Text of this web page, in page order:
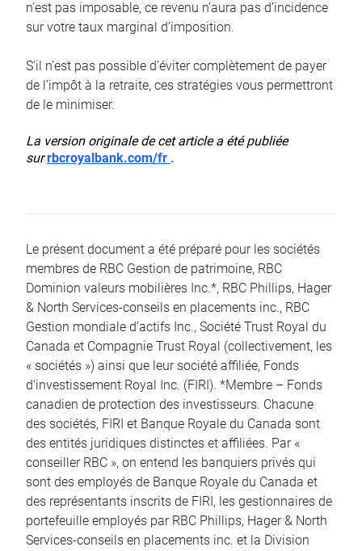
n’est pas imposable, ce revenu n’aura pas d’incidence
sur votre taux marginal d’imposition.
S’il n’est pas possible d’éviter complètement de payer
de l’impôt à la retraite, ces stratégies vous permettront
de le minimiser.
La version originale de cet article a été publiée
surrbcroyalbank.com/fr .
Le présent document a été préparé pour les sociétés
membres de RBC Gestion de patrimoine, RBC
Dominion valeurs mobilières Inc.*, RBC Phillips, Hager
& North Services-conseils en placements inc., RBC
Gestion mondiale d’actifs Inc., Société Trust Royal du
Canada et Compagnie Trust Royal (collectivement, les
« sociétés ») ainsi que leur société affiliée, Fonds
d’investissement Royal Inc. (FIRI). *Membre – Fonds
canadien de protection des investisseurs. Chacune
des sociétés, FIRI et Banque Royale du Canada sont
des entités juridiques distinctes et affiliées. Par «
conseiller RBC », on entend les banquiers privés qui
sont des employés de Banque Royale du Canada et
des représentants inscrits de FIRI, les gestionnaires de
portefeuille employés par RBC Phillips, Hager & North
Services-conseils en placements inc. et la Division